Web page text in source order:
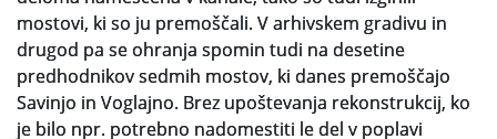
mostovi, ki so ju premoščali. V arhivskem gradivu in
drugod pa se ohranja spomin tudi na desetine
predhodnikov sedmih mostov, ki danes premoščajo
Savinjo in Voglajno. Brez upoštevanja rekonstrukcij, ko
je bilo npr. potrebno nadomestiti le del v poplavi